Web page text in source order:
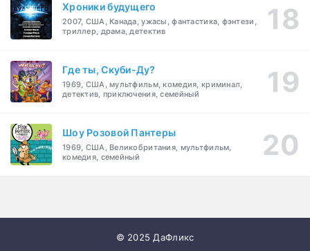
Хроники будущего
2007, США, Канада, ужасы, фантастика, фэнтези,
триллер, драма, детектив
Где ты, Скуби-Ду?
1969, США, мультфильм, комедия, криминал,
детектив, приключения, семейный
Шоу Розовой Пантеры
1969, США, Великобритания, мультфильм,
комедия, семейный
© 2025 ДаФликс